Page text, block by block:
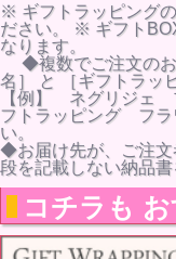
※ ギフトラッピング
ださい。 ※ ギフト
なります。
◆複数でご注文のお
名］ と ［ギフトラッ
【例】 ネグリジェ
フトラッピング フラ
い。
◆お届け先が、ご注文
段を記載しない納品書
コチラも お